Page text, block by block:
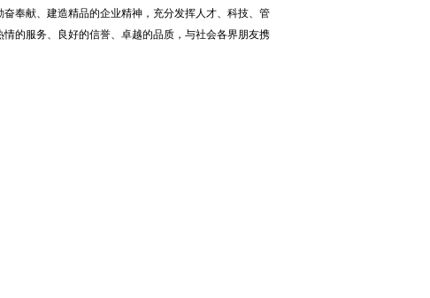
奉献、建造精品的企业精神，充分发挥人才、科技、管
的服务、良好的信誉、卓越的品质，与社会各界朋友携